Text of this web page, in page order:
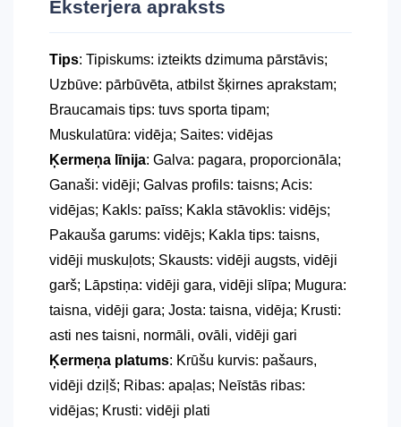
Eksterjera apraksts
Tips: Tipiskums: izteikts dzimuma pārstāvis;
Uzbūve: pārbūvēta, atbilst šķirnes aprakstam;
Braucamais tips: tuvs sporta tipam;
Muskulatūra: vidēja; Saites: vidējas
Ķermeņa līnija: Galva: pagara, proporcionāla;
Ganaši: vidēji; Galvas profils: taisns; Acis:
vidējas; Kakls: paīss; Kakla stāvoklis: vidējs;
Pakauša garums: vidējs; Kakla tips: taisns,
vidēji muskuļots; Skausts: vidēji augsts, vidēji
garš; Lāpstiņa: vidēji gara, vidēji slīpa; Mugura:
taisna, vidēji gara; Josta: taisna, vidēja; Krusti:
asti nes taisni, normāli, ovāli, vidēji gari
Ķermeņa platums: Krūšu kurvis: pašaurs,
vidēji dziļš; Ribas: apaļas; Neīstās ribas:
vidējas; Krusti: vidēji plati